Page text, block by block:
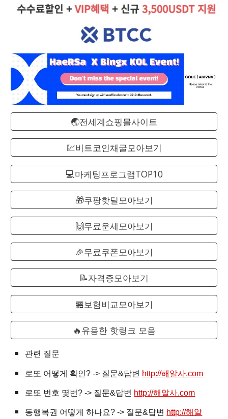
🌏전세계쇼핑몰사이트
💹비트코인채굴모아보기
💻마케팅프로그램TOP10
🎁쿠팡핫딜모아보기
🙌무료운세모아보기
🎉무료쿠폰모아보기
📝자격증모아보기
🏪보험비교모아보기
🔥유용한 핫링크 모음
관련 질문
로또 어떻게 확인? -> 질문&답변 http://해알사.com
로또 번호 몇번? -> 질문&답변 http://해알사.com
동행복권 어떻게 하나요? -> 질문&답변 http://해알